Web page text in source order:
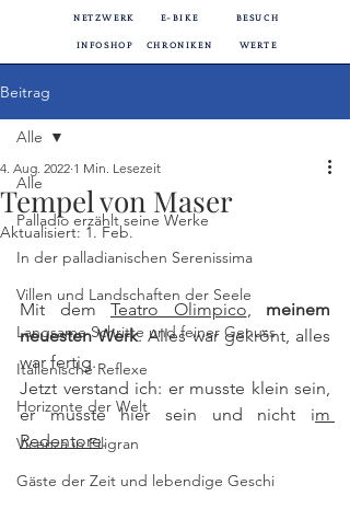
E-BIKE
NETZWERK BESUCH
CHRONIKEN
INFOSHOP WERTE
Beitrag
Alle
Palladio erzählt seine Werke
In der palladianischen Serenissima
Villen und Landschaften der Seele
Langsame Schritte und feiner Genuss
Italienische Reflexe
Horizonte der Welt
Vicenza in Filigran
Gäste der Zeit und lebendige Geschi
Alle
Tempel von Maser
4. Aug. 2022 1 Min. Lesezeit
Aktualisiert:1. Feb.
Mit dem Teatro Olimpico, meinem
neuesten Werk. Alles war gekrönt, alles
war fertig.
Jetzt verstand ich: er musste klein sein,
er musste hier sein und nicht im
Redentore.